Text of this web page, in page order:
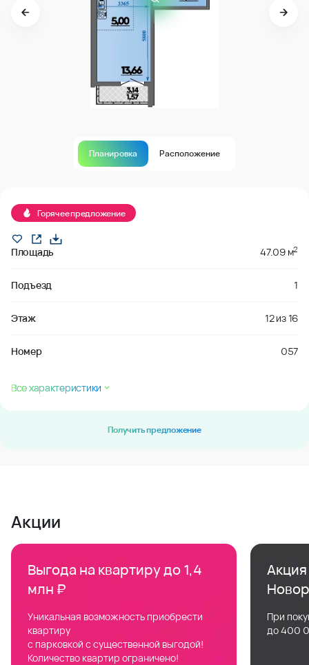
Планировка Расположение
Горячее предложение
Площадь 47.09 м2
Подъезд 1
Этаж 12из16
Номер 057
Все характеристики
Получить предложение
Акции
Выгода на квартиру до 1,4
млн ₽
Уникальная возможность приобрести
квартиру
с парковкой с существенной выгодой!
Количество квартир ограничено!
При
до 400